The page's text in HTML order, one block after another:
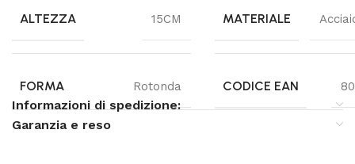
ALTEZZA 15CM MATERIALE
FORMA Rotonda CODICE EAN
Informazioni di spedizione:
Garanzia e reso